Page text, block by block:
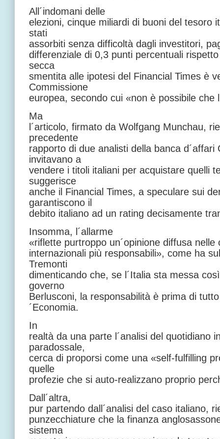
All´indomani delle
elezioni, cinque miliardi di buoni del tesoro
stati
assorbiti senza difficoltà dagli investitori,
differenziale di 0,3 punti percentuali
secca
smentita alle ipotesi del Financial Times è
Commissione
europea, secondo cui «non è possibile che
Ma
l´articolo, firmato da Wolfgang Munchau,
precedente
rapporto di due analisti della banca d´affari
invitavano a
vendere i titoli italiani per acquistare quelli
suggerisce
anche il Financial Times, a speculare sui
garantiscono il
debito italiano ad un rating decisamente
Insomma, l´allarme
«riflette purtroppo un´opinione diffusa nelle
internazionali più responsabili», come ha
Tremonti
dimenticando che, se l´Italia sta messa
governo
Berlusconi, la responsabilità è prima di
´Economia.
In
realtà da una parte l´analisi del quotidiano
paradossale,
cerca di proporsi come una «self-fulfilling
quelle
profezie che si auto-realizzano proprio
Dall´altra,
pur partendo dall´analisi del caso italiano,
punzecchiature che la finanza
sistema